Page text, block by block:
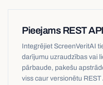
Pieejams REST
Integrējiet ScreenVeritAI
darījumu uzraudzības vai
pārbaude, pakešu
viss caur versionētu REST